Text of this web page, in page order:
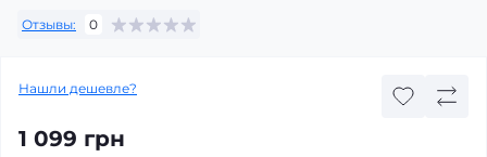
Отзывы: 0
Нашли дешевле?
1 099 грн